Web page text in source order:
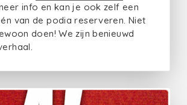
info en kan je ook zelf een
van de podia reserveren. Niet
doen! We zijn benieuwd